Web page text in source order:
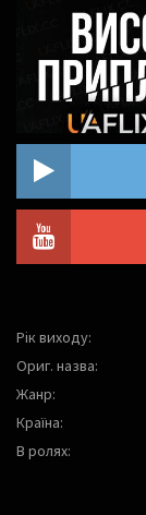
Рік виходу:
Ориг. назва:
Жанр:
Країна:
В ролях: